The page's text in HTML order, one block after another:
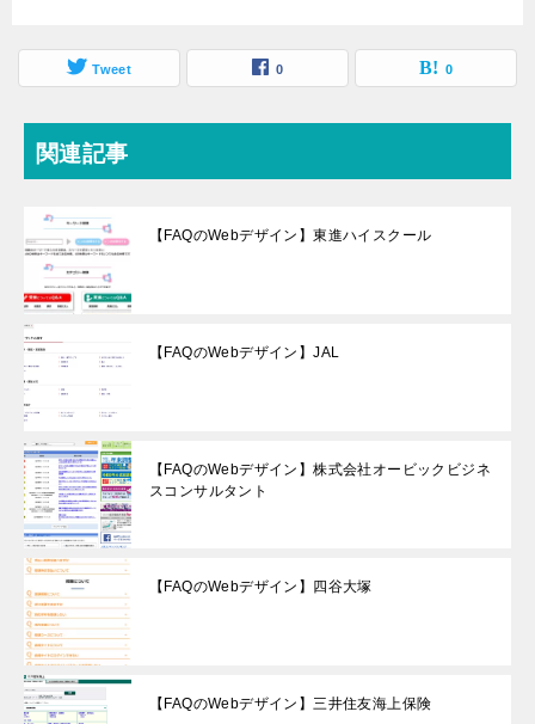
Tweet 0 0
関連記事
【FAQのWebデザイン】東進ハイスクール
【FAQのWebデザイン】JAL
【FAQのWebデザイン】株式会社オービックビジネ
スコンサルタント
【FAQのWebデザイン】四谷大塚
【FAQのWebデザイン】三井住友海上保険